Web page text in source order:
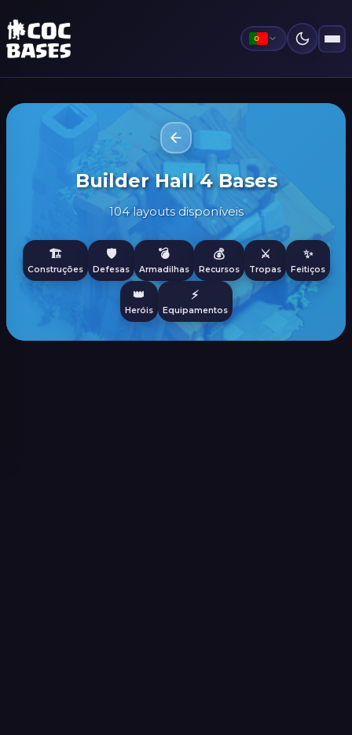
Builder Hall 4 Bases
104 layouts disponíveis
🏗️
Construções
🛡️
Defesas
💣
Armadilhas
💰
Recursos
⚔️
Tropas
✨
Feitiços
👑
Heróis
⚡
Equipamentos